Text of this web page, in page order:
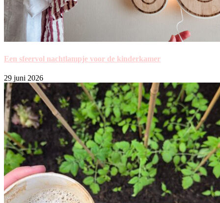
Een sfeervol nachtlampje voor de kinderkamer
29 juni 2026